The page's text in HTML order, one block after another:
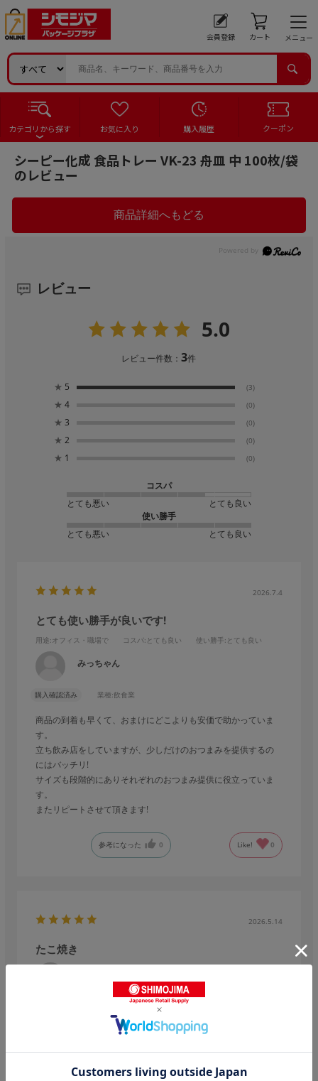
会員登録 カート メニュー
カテゴリから探す お気に入り 購入履歴 クーポン
シーピー化成 食品トレー VK-23 舟皿 中 100枚/袋
のレビュー
レビュー
5.0
レビュー件数：3件
★ 5 (3)
★ 4 (0)
★ 3 (0)
★ 2 (0)
★ 1 (0)
コスパ
とても悪い
とても良い
使い勝手
とても悪い
とても良い
2026.7.4
とても使い勝手が良いです!
用途:オフィス・職場で コスパ:とても良い 使い勝手 :とても良い
みっちゃん
購入確認済み 業種:飲食業
商品の到着も早くて、おまけにどこよりも安価で助かっていま
す。
立ち飲み店をしていますが、少しだけのおつまみを提供するの
にはバッチリ!
サイズも段階的にありそれぞれのおつまみ提供に役立っていま
す。
またリピートさせて頂きます!
参考になった 0 Like! 0
2026.5.14
たこ焼き
たこ焼き8個がちょうど入る大きさで、使い勝手がとても良かっ
値段も安く、原価を抑えることができたので、とても助かりま